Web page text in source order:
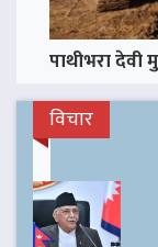
पाथीभरा
विचार